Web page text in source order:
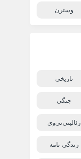
وسترن
تاریخی
جنگی
رئالیتی‌تی‌وی
زندگی نامه